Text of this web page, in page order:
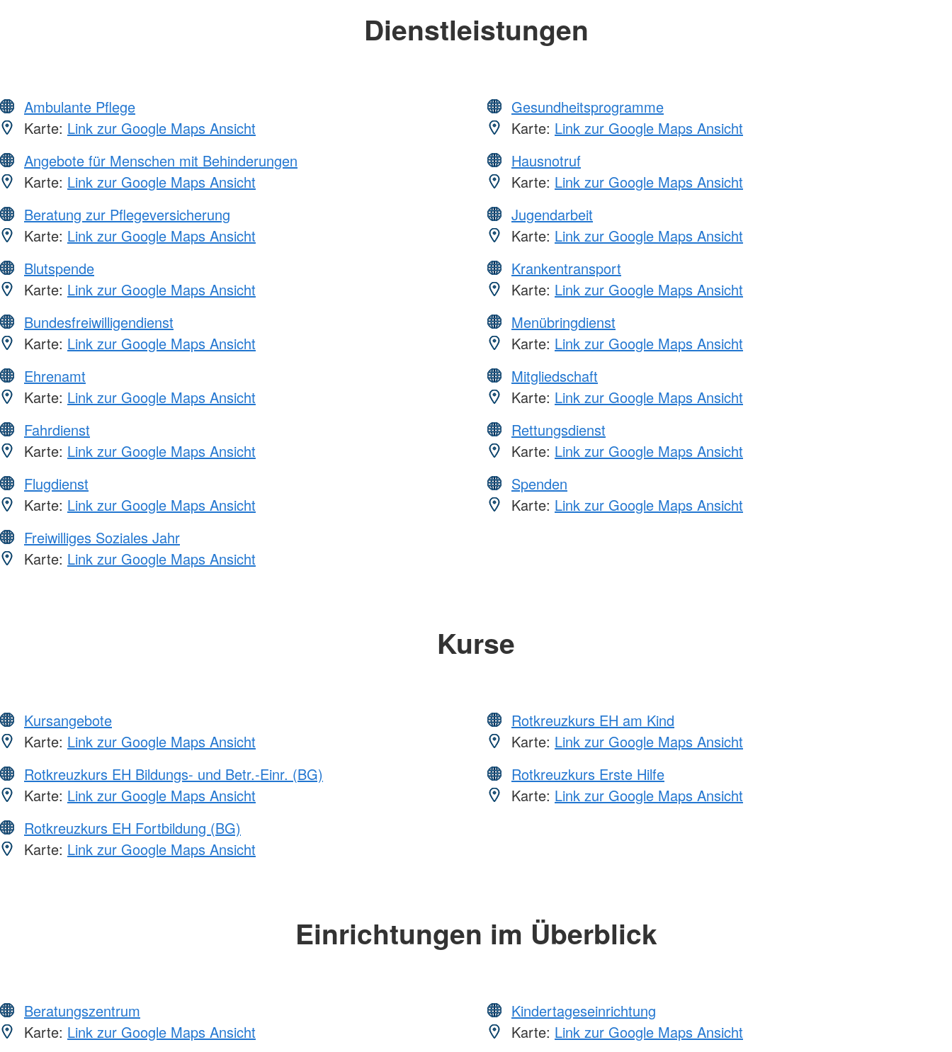
Dienstleistungen
Ambulante Pflege
Karte: Link zur Google Maps Ansicht
Angebote für Menschen mit Behinderungen
Karte: Link zur Google Maps Ansicht
Beratung zur Pflegeversicherung
Karte: Link zur Google Maps Ansicht
Blutspende
Karte: Link zur Google Maps Ansicht
Bundesfreiwilligendienst
Karte: Link zur Google Maps Ansicht
Ehrenamt
Karte: Link zur Google Maps Ansicht
Fahrdienst
Karte: Link zur Google Maps Ansicht
Flugdienst
Karte: Link zur Google Maps Ansicht
Freiwilliges Soziales Jahr
Karte: Link zur Google Maps Ansicht
Gesundheitsprogramme
Karte: Link zur Google Maps Ansicht
Hausnotruf
Karte: Link zur Google Maps Ansicht
Jugendarbeit
Karte: Link zur Google Maps Ansicht
Krankentransport
Karte: Link zur Google Maps Ansicht
Menübringdienst
Karte: Link zur Google Maps Ansicht
Mitgliedschaft
Karte: Link zur Google Maps Ansicht
Rettungsdienst
Karte: Link zur Google Maps Ansicht
Spenden
Karte: Link zur Google Maps Ansicht
Kurse
Kursangebote
Karte: Link zur Google Maps Ansicht
Rotkreuzkurs EH Bildungs- und Betr.-Einr. (BG)
Karte: Link zur Google Maps Ansicht
Rotkreuzkurs EH Fortbildung (BG)
Karte: Link zur Google Maps Ansicht
Rotkreuzkurs EH am Kind
Karte: Link zur Google Maps Ansicht
Rotkreuzkurs Erste Hilfe
Karte: Link zur Google Maps Ansicht
Einrichtungen im Überblick
Beratungszentrum
Karte: Link zur Google Maps Ansicht
Kindertageseinrichtung
Karte: Link zur Google Maps Ansicht